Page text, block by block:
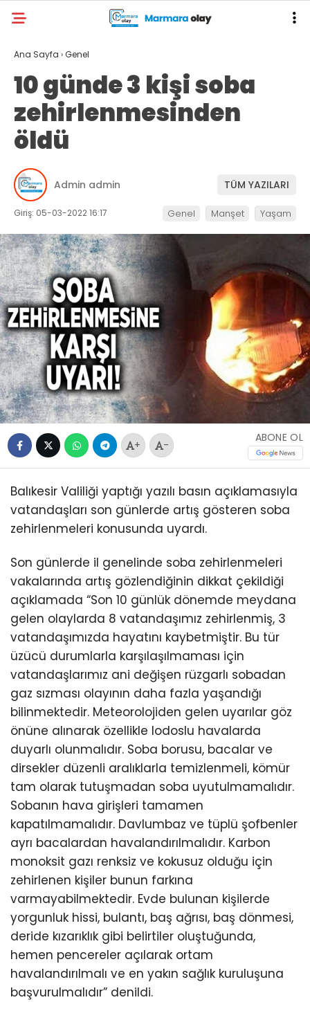
Ana Sayfa ›Genel
10 günde 3 kişi soba
zehirlenmesinden
öldü
Admin admin TÜM YAZILARI
Giriş: 05-03-2022 16:17 Genel Manşet Yaşam
+ -
ABONE OL
Balıkesir Valiliği yaptığı yazılı basın açıklamasıyla
vatandaşları son günlerde artış gösteren soba
zehirlenmeleri konusunda uyardı.
Son günlerde il genelinde soba zehirlenmeleri
vakalarında artış gözlendiğinin dikkat çekildiği
açıklamada “Son 10 günlük dönemde meydana
gelen olaylarda 8 vatandaşımız zehirlenmiş, 3
vatandaşımızda hayatını kaybetmiştir. Bu tür
üzücü durumlarla karşılaşılmaması için
vatandaşlarımız ani değişen rüzgarlı sobadan
gaz sızması olayının daha fazla yaşandığı
bilinmektedir. Meteorolojiden gelen uyarılar göz
önüne alınarak özellikle lodoslu havalarda
duyarlı olunmalıdır. Soba borusu, bacalar ve
dirsekler düzenli aralıklarla temizlenmeli, kömür
tam olarak tutuşmadan soba uyutulmamalıdır.
Sobanın hava girişleri tamamen
kapatılmamalıdır. Davlumbaz ve tüplü şofbenler
ayrı bacalardan havalandırılmalıdır. Karbon
monoksit gazı renksiz ve kokusuz olduğu için
zehirlenen kişiler bunun farkına
varmayabilmektedir. Evde bulunan kişilerde
yorgunluk hissi, bulantı, baş ağrısı, baş dönmesi,
deride kızarıklık gibi belirtiler oluştuğunda,
hemen pencereler açılarak ortam
havalandırılmalı ve en yakın sağlık kuruluşuna
başvurulmalıdır” denildi.